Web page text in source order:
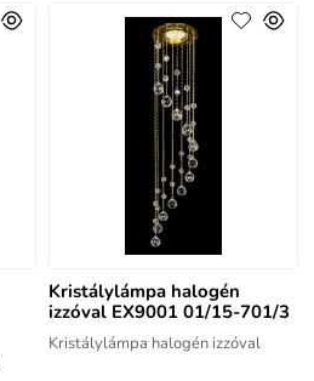
Kristálylámpa halogén
izzóval EX9001 01/15-701/3
Kristálylámpa halogén izzóval